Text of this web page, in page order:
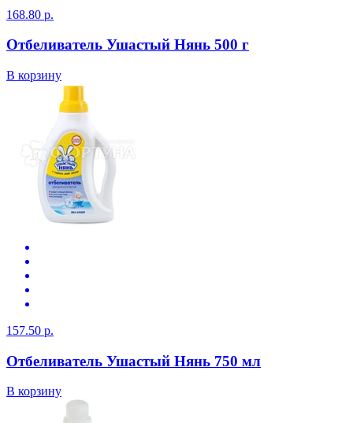
168.80 р.
Отбеливатель Ушастый Нянь 500 г
В корзину
157.50 р.
Отбеливатель Ушастый Нянь 750 мл
В корзину